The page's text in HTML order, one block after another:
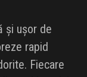
și ușor de
rapid
Fiecare